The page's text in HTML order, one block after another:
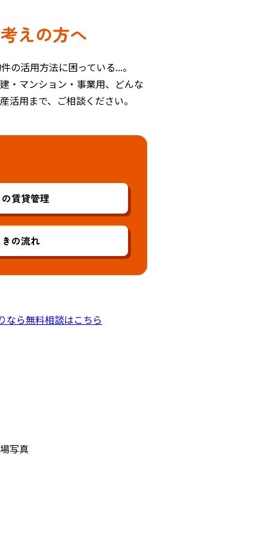
えの方へ
の活用方法に困っている...。
・マンション・事業用、どんな
活用まで、ご相談ください。
賃貸管理
の流れ